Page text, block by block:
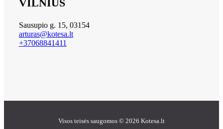
VILNIUS
Sausupio g. 15, 03154
arturas@kotesa.lt
+37068841411
Visos teisės saugomos © 2026 Kotesa.lt